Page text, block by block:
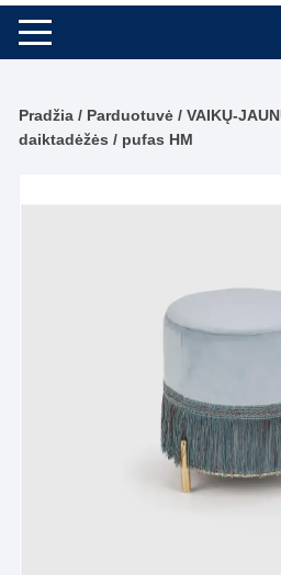
Pradžia / Parduotuvė /VAIKŲ-
daiktadėžės / pufas HM